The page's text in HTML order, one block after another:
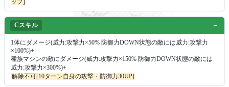
ップ]
Cスキル
1体にダメージ(威力:攻撃力×50% 防御力DOWN状態の敵には威力:攻撃力
×100%)+
種族マシンの敵にダメージ(威力:攻撃力×150% 防御力DOWN状態の敵には
威力:攻撃力×300%)+
解除不可[10ターン自身の攻撃・防御力30UP]